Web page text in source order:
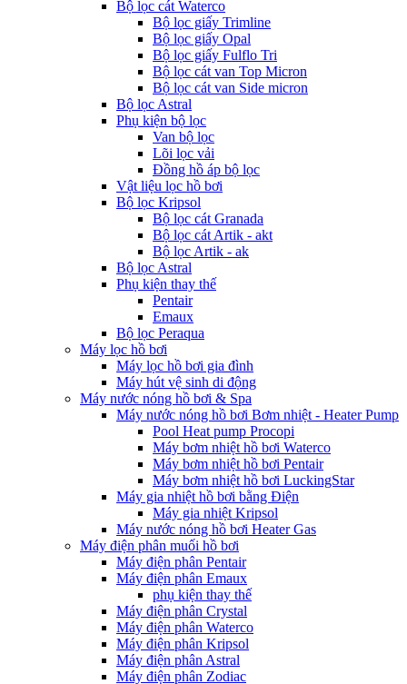
Bộ lọc cát Waterco
Bộ lọc giấy Trimline
Bộ lọc giấy Opal
Bộ lọc giấy Fulflo Tri
Bộ lọc cát van Top Micron
Bộ lọc cát van Side micron
Bộ lọc Astral
Phụ kiện bộ lọc
Van bộ lọc
Lõi lọc vải
Đồng hồ áp bộ lọc
Vật liệu lọc hồ bơi
Bộ lọc Kripsol
Bộ lọc cát Granada
Bộ lọc cát Artik - akt
Bộ lọc Artik - ak
Bộ lọc Astral
Phụ kiện thay thế
Pentair
Emaux
Bộ lọc Peraqua
Máy lọc hồ bơi
Máy lọc hồ bơi gia đình
Máy hút vệ sinh di động
Máy nước nóng hồ bơi & Spa
Máy nước nóng hồ bơi Bơm nhiệt - Heater Pump
Pool Heat pump Procopi
Máy bơm nhiệt hồ bơi Waterco
Máy bơm nhiệt hồ bơi Pentair
Máy bơm nhiệt hồ bơi LuckingStar
Máy gia nhiệt hồ bơi bằng Điện
Máy gia nhiệt Kripsol
Máy nước nóng hồ bơi Heater Gas
Máy điện phân muối hồ bơi
Máy điện phân Pentair
Máy điện phân Emaux
phụ kiện thay thế
Máy điện phân Crystal
Máy điện phân Waterco
Máy điện phân Kripsol
Máy điện phân Astral
Máy điện phân Zodiac